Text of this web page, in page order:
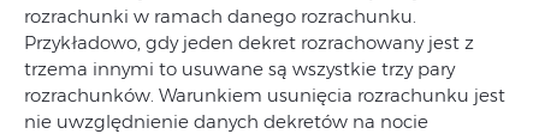
rozrachunki w ramach danego rozrachunku.
Przykładowo, gdy jeden dekret rozrachowany jest z
trzema innymi to usuwane są wszystkie trzy pary
rozrachunków. Warunkiem usunięcia rozrachunku jest
nie uwzględnienie danych dekretów na nocie